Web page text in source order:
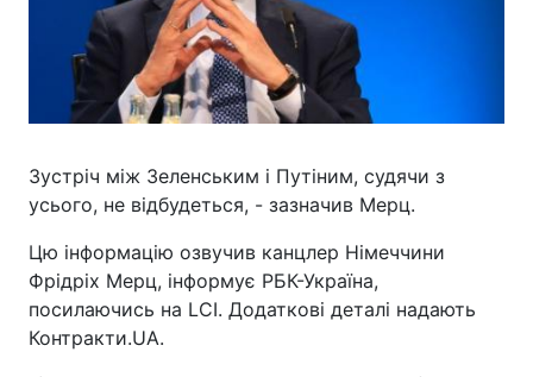
Зустріч між Зеленським і Путіним, судячи з
усього, не відбудеться, - зазначив Мерц.
Цю інформацію озвучив канцлер Німеччини
Фрідріх Мерц, інформує РБК-Україна,
посилаючись на LCI. Додаткові деталі надають
Контракти.UA.